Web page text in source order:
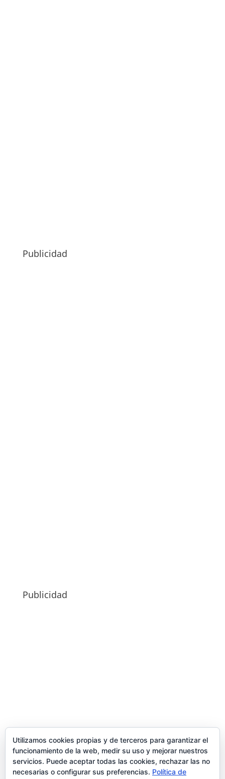
Publicidad
Publicidad
Utilizamos cookies propias y de terceros para garantizar el
funcionamiento de la web, medir su uso y mejorar nuestros
servicios. Puede aceptar todas las cookies, rechazar las no
necesarias o configurar sus preferencias. Política de